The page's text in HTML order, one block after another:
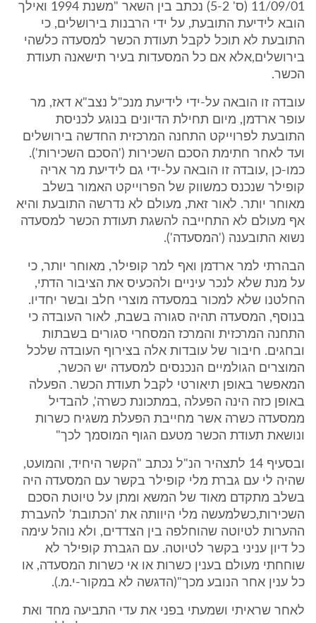
11/09/01 (ס' 5-2) נכתב בין השאר "משנת 1994 ואילך
הובא לידיעת התובעת, על ידי הרבנות בירושלים, כי
התובעת לא תוכל לקבל תעודת הכשר למסעדה כלשהי
בירושלים,אלא אם כל המסעדות בעיר תישאנה תעודת
הכשר.
עובדה זו הובאה על-ידי לידיעת מנכ"ל נצב"א דאז, מר
עופר ארדמן, מיום תחילת הדיונים בנוגע לכניסת
התובעת לפרוייקט התחנה המרכזית החדשה בירושלים
ועד לאחר חתימת הסכם השכירות ('הסכם השכירות').
כמו-כן ,עובדה זו הובאה על-ידי גם לידיעת מר אריה
קופילר שנכנס כמשווק של הפרוייקט האמור בשלב
מאוחר יותר. לאור זאת, מעולם לא נדרשה התובעת והיא
אף מעולם לא התחייבה להשגת תעודת הכשר למסעדה
נשוא התובענה ('המסעדה').
הבהרתי למר ארדמן ואף למר קופילר, מאוחר יותר, כי
על מנת שלא לנכר עיניים ולהכעיס את הציבור הדתי,
החלטנו שלא למכור במסעדה מוצרי חלב ובשר יחדיו.
בנוסף, המסעדה תהיה סגורה בשבת, לאור העובדה כי
התחנה המרכזית והמרכז המסחרי סגורים בשבתות
ובחגים. חיבור של עובדות אלה בצירוף העובדה שלכל
המוצרים הגולמיים הנכנסים למסעדה יש הכשר,
המאפשר באופן תיאורטי לקבל תעודת הכשר. הפעלה
באופן כזה הינה הפעלה ,במתכונת כשרה', להבדיל
ממסעדה כשרה אשר מחייבת הפעלת משגיח כשרות
ונושאת תעודת הכשר מטעם הגוף המוסמך לכך"
ובסעיף 14 לתצהיר הנ"ל נכתב "הקשר היחיד, והמועט,
שהיה לי עם גברת מלי קופילר בקשר עם המסעדה היה
בשלב מתקדם מאוד של המשא ומתן על טיוטת הסכם
השכירות,כשלמעשה מלי היוותה את 'הכתובת' להעברת
ההערות לטיוטה שהוחלפה בין הצדדים, ולא נוהל עימה
כל דיון עניני בקשר לטיוטה. עם הגברת קופילר לא
שוחחתי מעולם בענין כשרות או אי כשרות המסעדה, או
כל ענין אחר הנובע מכך"(הדגשה לא במקור-י.מ.).
לאחר שראיתי ושמעתי בפני את עדי התביעה מחד ואת